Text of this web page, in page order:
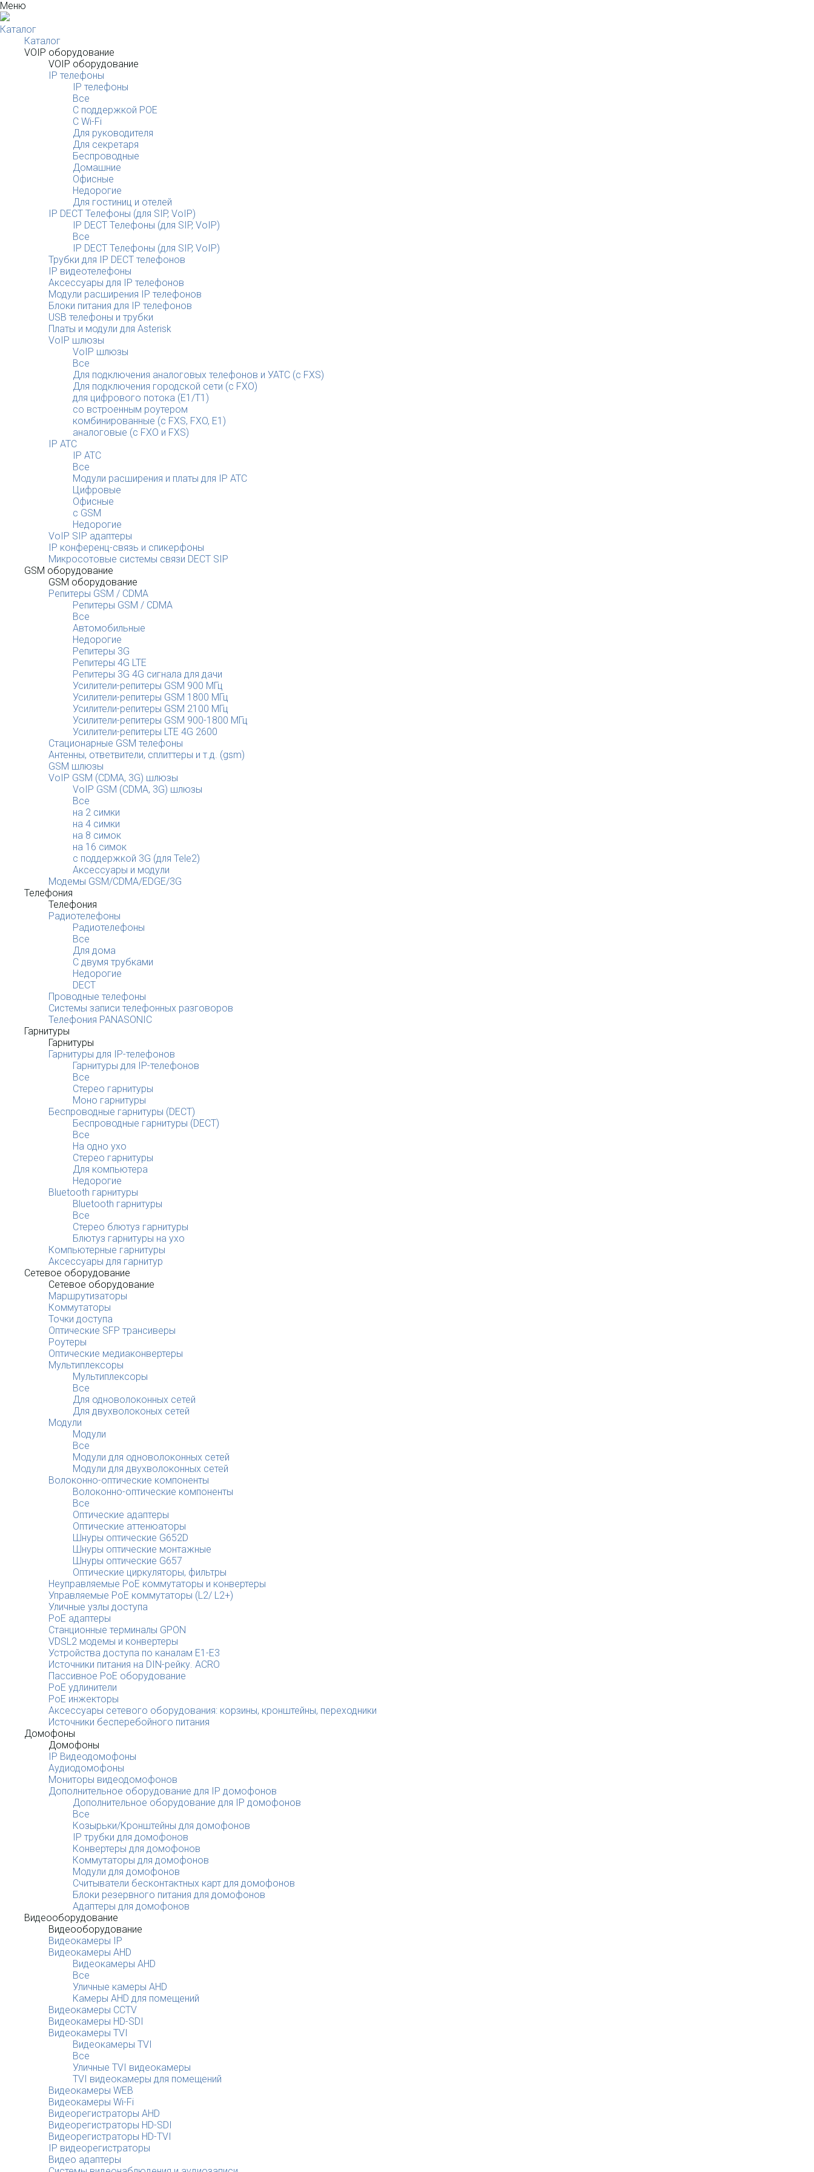
Меню
Каталог
Каталог
VOIP оборудование
VOIP оборудование
IP телефоны
IP телефоны
Все
С поддержкой POE
C Wi-Fi
Для руководителя
Для секретаря
Беспроводные
Домашние
Офисные
Недорогие
Для гостиниц и отелей
IP DECT Телефоны (для SIP, VoIP)
IP DECT Телефоны (для SIP, VoIP)
Все
IP DECT Телефоны (для SIP, VoIP)
Трубки для IP DECT телефонов
IP видеотелефоны
Аксессуары для IP телефонов
Модули расширения IP телефонов
Блоки питания для IP телефонов
USB телефоны и трубки
Платы и модули для Asterisk
VoIP шлюзы
VoIP шлюзы
Все
Для подключения аналоговых телефонов и УАТС (с FXS)
Для подключения городской сети (с FXO)
для цифрового потока (E1/T1)
со встроенным роутером
комбинированные (c FXS, FXO, E1)
аналоговые (с FXO и FXS)
IP АТС
IP АТС
Все
Модули расширения и платы для IP АТС
Цифровые
Офисные
с GSM
Недорогие
VoIP SIP адаптеры
IP конференц-связь и спикерфоны
Микросотовые системы связи DECT SIP
GSM оборудование
GSM оборудование
Репитеры GSM / CDMA
Репитеры GSM / CDMA
Все
Автомобильные
Недорогие
Репитеры 3G
Репитеры 4G LTE
Репитеры 3G 4G сигнала для дачи
Усилители-репитеры GSM 900 МГц
Усилители-репитеры GSM 1800 МГц
Усилители-репитеры GSM 2100 МГц
Усилители-репитеры GSM 900-1800 МГц
Усилители-репитеры LTE 4G 2600
Стационарные GSM телефоны
Антенны, ответвители, сплиттеры и т.д. (gsm)
GSM шлюзы
VoIP GSM (CDMA, 3G) шлюзы
VoIP GSM (CDMA, 3G) шлюзы
Все
на 2 симки
на 4 симки
на 8 симок
на 16 симок
с поддержкой 3G (для Tele2)
Аксессуары и модули
Модемы GSM/CDMA/EDGE/3G
Телефония
Телефония
Радиотелефоны
Радиотелефоны
Все
Для дома
С двумя трубками
Недорогие
DECT
Проводные телефоны
Системы записи телефонных разговоров
Телефония PANASONIC
Гарнитуры
Гарнитуры
Гарнитуры для IP-телефонов
Гарнитуры для IP-телефонов
Все
Стерео гарнитуры
Моно гарнитуры
Беспроводные гарнитуры (DECT)
Беспроводные гарнитуры (DECT)
Все
На одно ухо
Стерео гарнитуры
Для компьютера
Недорогие
Bluetooth гарнитуры
Bluetooth гарнитуры
Все
Стерео блютуз гарнитуры
Блютуз гарнитуры на ухо
Компьютерные гарнитуры
Аксессуары для гарнитур
Сетевое оборудование
Сетевое оборудование
Маршрутизаторы
Коммутаторы
Точки доступа
Оптические SFP трансиверы
Роутеры
Оптические медиаконвертеры
Мультиплексоры
Мультиплексоры
Все
Для одноволоконных сетей
Для двухволоконых сетей
Модули
Модули
Все
Модули для одноволоконных сетей
Модули для двухволоконных сетей
Волоконно-оптические компоненты
Волоконно-оптические компоненты
Все
Оптические адаптеры
Оптические аттенюаторы
Шнуры оптические G652D
Шнуры оптические монтажные
Шнуры оптические G657
Оптические циркуляторы, фильтры
Неуправляемые PoE коммутаторы и конвертеры
Управляемые PoE коммутаторы (L2/ L2+)
Уличные узлы доступа
PoE адаптеры
Станционные терминалы GPON
VDSL2 модемы и конвертеры
Устройства доступа по каналам E1-E3
Источники питания на DIN-рейку. ACRO
Пассивное PoE оборудование
PoE удлинители
PoE инжекторы
Аксессуары сетевого оборудования: корзины, кронштейны, переходники
Источники бесперебойного питания
Домофоны
Домофоны
IP Видеодомофоны
Аудиодомофоны
Мониторы видеодомофонов
Дополнительное оборудование для IP домофонов
Дополнительное оборудование для IP домофонов
Все
Козырьки/Кронштейны для домофонов
IP трубки для домофонов
Конвертеры для домофонов
Коммутаторы для домофонов
Модули для домофонов
Считыватели бесконтактных карт для домофонов
Блоки резервного питания для домофонов
Адаптеры для домофонов
Видеооборудование
Видеооборудование
Видеокамеры IP
Видеокамеры AHD
Видеокамеры AHD
Все
Уличные камеры AHD
Камеры AHD для помещений
Видеокамеры CCTV
Видеокамеры HD-SDI
Видеокамеры TVI
Видеокамеры TVI
Все
Уличные TVI видеокамеры
TVI видеокамеры для помещений
Видеокамеры WEB
Видеокамеры Wi-Fi
Видеорегистраторы AHD
Видеорегистраторы HD-SDI
Видеорегистраторы HD-TVI
IP видеорегистраторы
Видео адаптеры